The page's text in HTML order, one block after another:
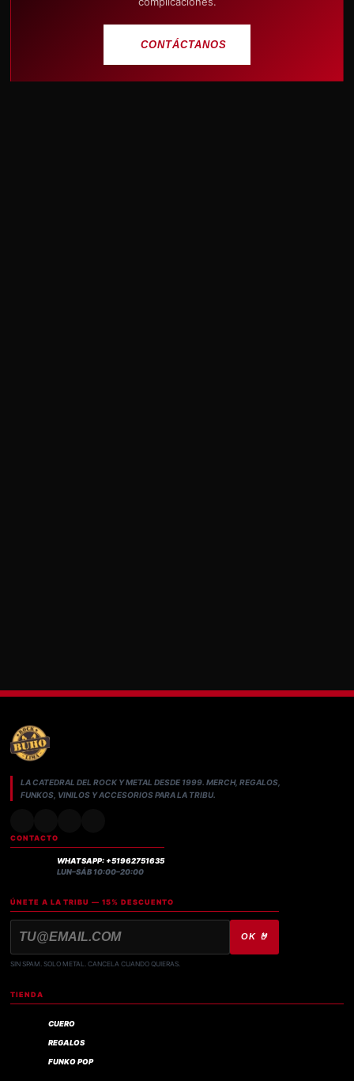
CONTÁCTANOS
LA CATEDRAL DEL ROCK Y METAL DESDE 1999. MERCH, REGALOS,
FUNKOS, VINILOS Y ACCESORIOS PARA LA TRIBU.
CONTACTO
WHATSAPP: +51962751635
LUN–SÁB 10:00–20:00
ÚNETE A LA TRIBU — 15% DESCUENTO
OK 🤘
SIN SPAM. SOLO METAL. CANCELA CUANDO QUIERAS.
TIENDA
CUERO
REGALOS
FUNKO POP